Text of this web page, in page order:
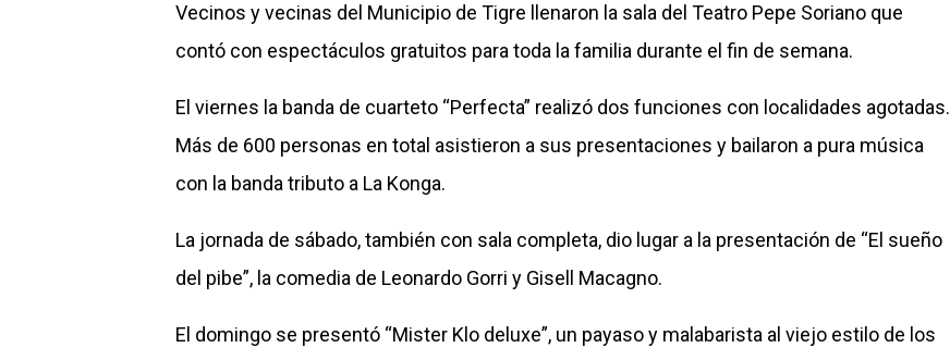
Vecinos y vecinas del Municipio de Tigre llenaron la sala del Teatro Pepe Soriano que
contó con espectáculos gratuitos para toda la familia durante el fin de semana.
El viernes la banda de cuarteto “Perfecta” realizó dos funciones con localidades agotadas.
Más de 600 personas en total asistieron a sus presentaciones y bailaron a pura música
con la banda tributo a La Konga.
La jornada de sábado, también con sala completa, dio lugar a la presentación de “El sueño
del pibe”, la comedia de Leonardo Gorri y Gisell Macagno.
El domingo se presentó “Mister Klo deluxe”, un payaso y malabarista al viejo estilo de los